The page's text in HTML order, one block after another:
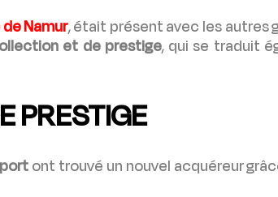
Namur, était présent avec les autres
et de prestige, qui se traduit
PRESTIGE
ont trouvé un nouvel acquéreur